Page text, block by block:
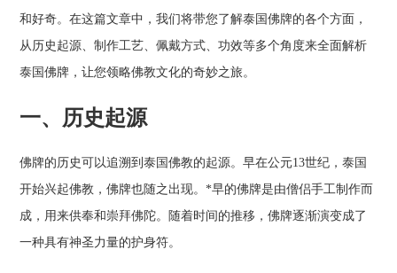
和好奇。在这篇文章中，我们将带您了解泰国佛牌的各个方面，
从历史起源、制作工艺、佩戴方式、功效等多个角度来全面解析
泰国佛牌，让您领略佛教文化的奇妙之旅。
一、历史起源
佛牌的历史可以追溯到泰国佛教的起源。早在公元13世纪，泰国
开始兴起佛教，佛牌也随之出现。*早的佛牌是由僧侣手工制作而
成，用来供奉和崇拜佛陀。随着时间的推移，佛牌逐渐演变成了
一种具有神圣力量的护身符。